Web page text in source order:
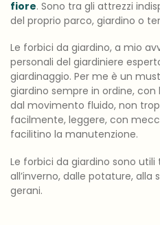
fiore. Sono tra gli attrezzi
del proprio parco, giardino o
Le forbici da giardino, a mio
personali del giardiniere
giardinaggio. Per me è un
giardino sempre in ordine,
dal movimento fluido, non
facilmente, leggere, con
facilitino la manutenzione.
Le forbici da giardino sono
all’inverno, dalle potature, alla
gerani.